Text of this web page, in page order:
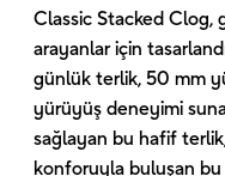
Classic Stacked Clog,
arayanlar için
günlük terlik, 50 mm
yürüyüş deneyimi
sağlayan bu hafif
konforuyla buluşan bu